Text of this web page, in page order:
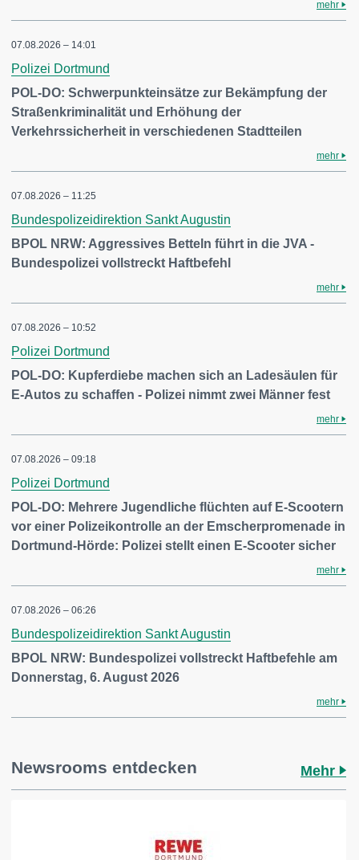
mehr
07.08.2026 – 14:01
Polizei Dortmund
POL-DO: Schwerpunkteinsätze zur Bekämpfung der
Straßenkriminalität und Erhöhung der
Verkehrssicherheit in verschiedenen Stadtteilen
mehr
07.08.2026 – 11:25
Bundespolizeidirektion Sankt Augustin
BPOL NRW: Aggressives Betteln führt in die JVA -
Bundespolizei vollstreckt Haftbefehl
mehr
07.08.2026 – 10:52
Polizei Dortmund
POL-DO: Kupferdiebe machen sich an Ladesäulen für
E-Autos zu schaffen - Polizei nimmt zwei Männer fest
mehr
07.08.2026 – 09:18
Polizei Dortmund
POL-DO: Mehrere Jugendliche flüchten auf E-Scootern
vor einer Polizeikontrolle an der Emscherpromenade in
Dortmund-Hörde: Polizei stellt einen E-Scooter sicher
mehr
07.08.2026 – 06:26
Bundespolizeidirektion Sankt Augustin
BPOL NRW: Bundespolizei vollstreckt Haftbefehle am
Donnerstag, 6. August 2026
mehr
Newsrooms entdecken Mehr